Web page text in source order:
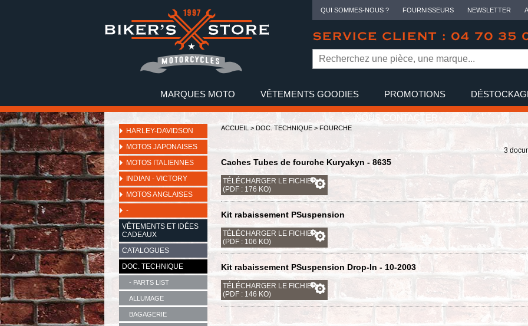
QUI SOMMES-NOUS ? FOURNISSEURS NEWSLETTER
SERVICE CLIENT : 04 70 35
MARQUES MOTO VÊTEMENTS GOODIES PROMOTIONS
NOUS CONTACTER
HARLEY-DAVIDSON
MOTOS JAPONAISES
MOTOS ITALIENNES
INDIAN - VICTORY
MOTOS ANGLAISES
-
VÊTEMENTS ET IDÉES
CADEAUX
CATALOGUES
DOC. TECHNIQUE
- PARTS LIST
ALLUMAGE
BAGAGERIE
ACCUEIL > DOC. TECHNIQUE > FOURCHE
3
Caches Tubes de fourche Kuryakyn - 8635
TÉLÉCHARGER LE FICHIER
(PDF : 176 KO)
Kit rabaissement PSuspension
TÉLÉCHARGER LE FICHIER
(PDF : 106 KO)
Kit rabaissement PSuspension Drop-In - 10-2003
TÉLÉCHARGER LE FICHIER
(PDF : 146 KO)